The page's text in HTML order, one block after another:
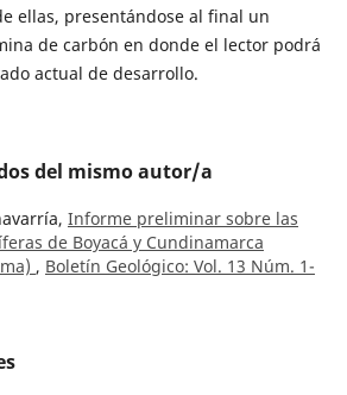
ellas, presentándose al final un
de carbón en donde el lector podrá
actual de desarrollo.
del mismo autor/a
Informe preliminar sobre las
de Boyacá y Cundinamarca
, Boletín Geológico: Vol. 13 Núm. 1-